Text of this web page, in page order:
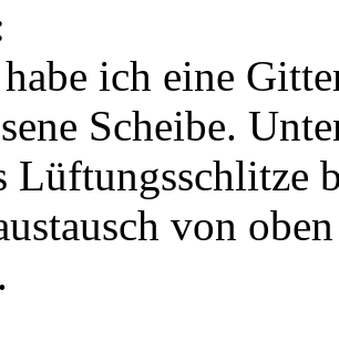
ich eine
Scheibe.
Lüftungsschlitze
von